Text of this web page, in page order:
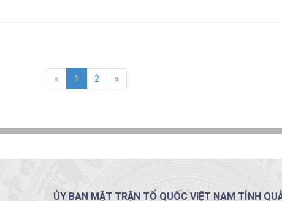
« 1 2 »
ỦY BAN MẶT TRẬN TỔ QUỐC VIỆT NAM TỈNH